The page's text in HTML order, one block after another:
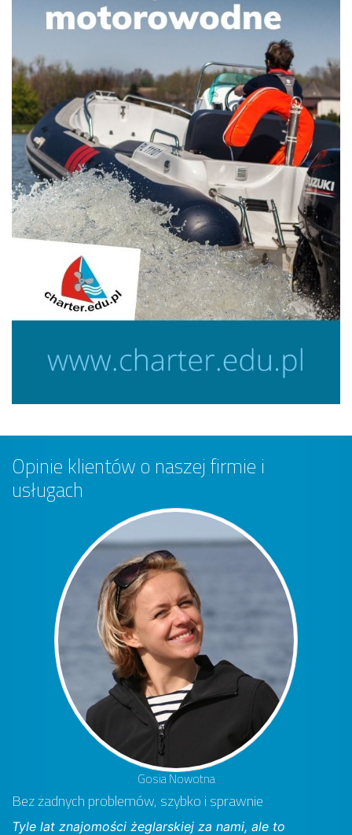
Opinie klientów o naszej firmie i
usługach
Gosia Nowotna
Bez żadnych problemów, szybko i sprawnie
Tyle lat znajomości żeglarskiej za nami, ale to